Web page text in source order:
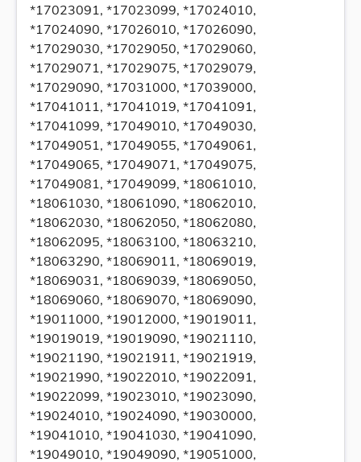
*17023091, *17023099, *17024010,
*17024090, *17026010, *17026090,
*17029030, *17029050, *17029060,
*17029071, *17029075, *17029079,
*17029090, *17031000, *17039000,
*17041011, *17041019, *17041091,
*17041099, *17049010, *17049030,
*17049051, *17049055, *17049061,
*17049065, *17049071, *17049075,
*17049081, *17049099, *18061010,
*18061030, *18061090, *18062010,
*18062030, *18062050, *18062080,
*18062095, *18063100, *18063210,
*18063290, *18069011, *18069019,
*18069031, *18069039, *18069050,
*18069060, *18069070, *18069090,
*19011000, *19012000, *19019011,
*19019019, *19019090, *19021110,
*19021190, *19021911, *19021919,
*19021990, *19022010, *19022091,
*19022099, *19023010, *19023090,
*19024010, *19024090, *19030000,
*19041010, *19041030, *19041090,
*19049010, *19049090, *19051000,